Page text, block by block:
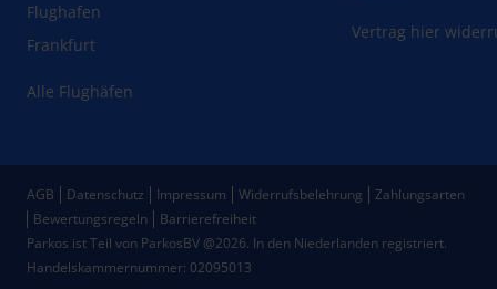
Flughafen
Frankfurt
Alle Flughäfen
Vertrag hier
Parkos ist Teil von ParkosBV @2026. In den Niederlanden registriert.
Handelskammernummer: 02095013
AGB Datenschutz Impressum Widerrufsbelehrung
Zahlungsarten
Bewertungsregeln
Barrierefreiheit